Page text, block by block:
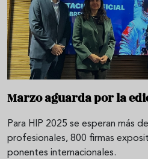
Marzo aguarda por la
Para HIP 2025 se esperan más
profesionales, 800 firmas
ponentes internacionales.